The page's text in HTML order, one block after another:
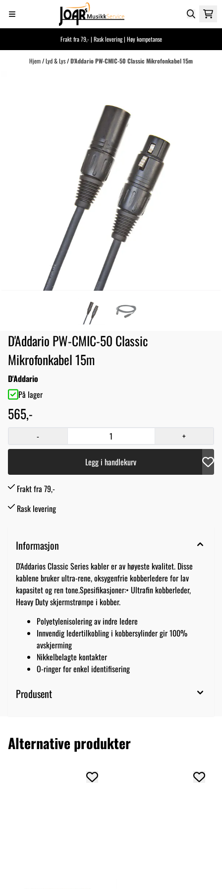
Hopp til innhold
Frakt fra 79,- | Rask levering | Høy kompetanse
Hjem/Lyd & Lys/D'Addario PW-CMIC-50 Classic Mikrofonkabel 15m
D'Addario PW-CMIC-50 Classic
Mikrofonkabel 15m
D'Addario
På lager
565,-
- +
Legg i handlekurv
Frakt fra 79,-
Rask levering
Informasjon
D'Addarios Classic Series kabler er av høyeste kvalitet. Disse
kablene bruker ultra-rene, oksygenfrie kobberledere for lav
kapasitet og ren tone.Spesifikasjoner:• Ultrafin kobberleder,
Heavy Duty skjermstrømpe i kobber.
Polyetylenisolering av indre ledere
Innvendig ledertilkobling i kobbersylinder gir 100%
avskjerming
Nikkelbelagte kontakter
O-ringer for enkel identifisering
Produsent
Alternative produkter